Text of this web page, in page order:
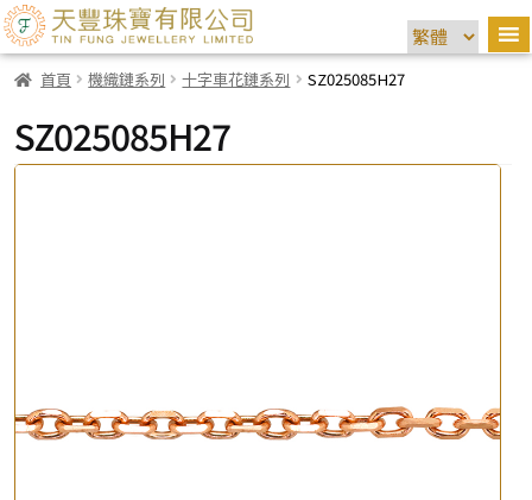
首頁 機織鏈系列 十字車花鏈系列 SZ025085H27
SZ025085H27